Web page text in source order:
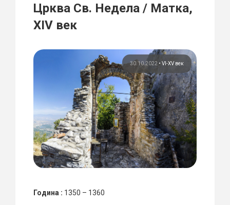
Црква Св. Недела / Матка,
XIV век
30.10.2022 • VI-XV век
Година : 1350 – 1360